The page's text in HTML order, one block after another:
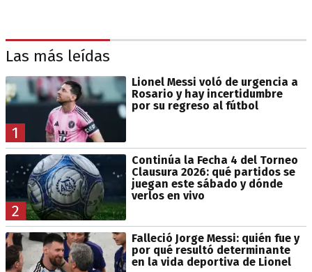
Las más leídas
1
Lionel Messi voló de urgencia a
Rosario y hay incertidumbre
por su regreso al fútbol
2
Continúa la Fecha 4 del Torneo
Clausura 2026: qué partidos se
juegan este sábado y dónde
verlos en vivo
Falleció Jorge Messi: quién fue y
por qué resultó determinante
en la vida deportiva de Lionel